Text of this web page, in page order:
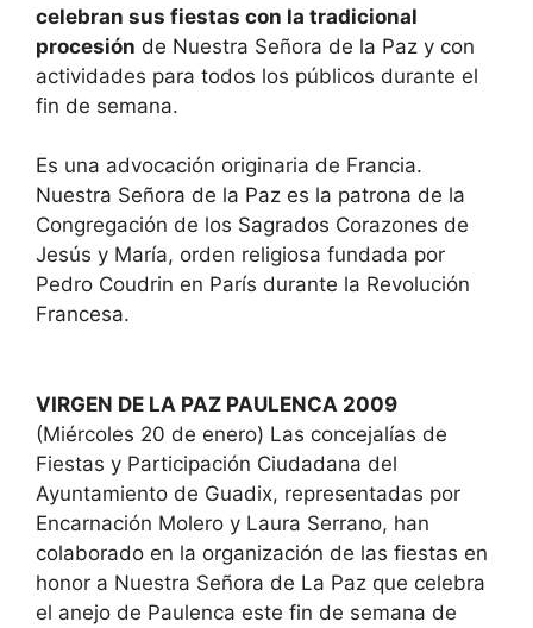
celebran sus fiestas con la tradicional
procesión de Nuestra Señora de la Paz y con
actividades para todos los públicos durante el
fin de semana.
Es una advocación originaria de Francia.
Nuestra Señora de la Paz es la patrona de la
Congregación de los Sagrados Corazones de
Jesús y María, orden religiosa fundada por
Pedro Coudrin en París durante la Revolución
Francesa.
VIRGEN DE LA PAZ PAULENCA 2009
(Miércoles 20 de enero) Las concejalías de
Fiestas y Participación Ciudadana del
Ayuntamiento de Guadix, representadas por
Encarnación Molero y Laura Serrano, han
colaborado en la organización de las fiestas en
honor a Nuestra Señora de La Paz que celebra
el anejo de Paulenca este fin de semana de